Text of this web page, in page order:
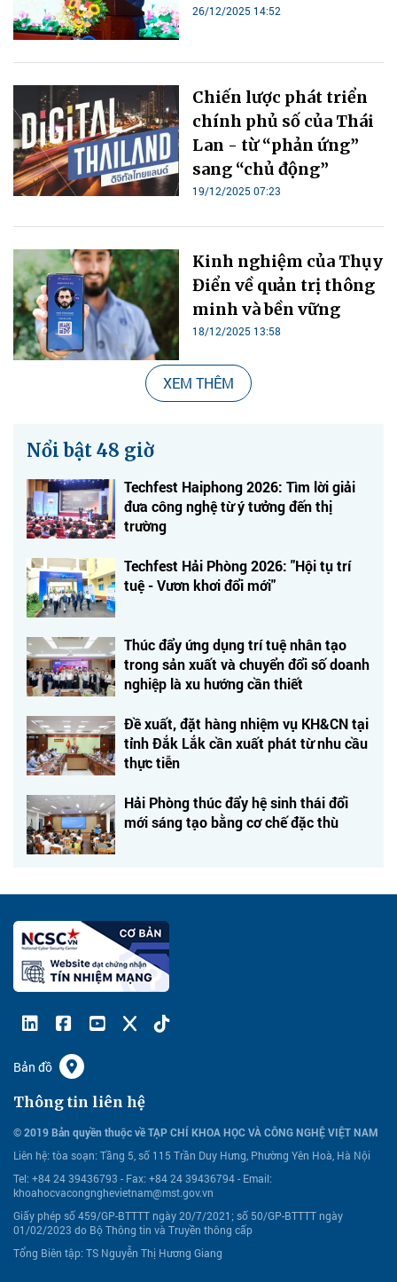
26/12/2025 14:52
Chiến lược phát triển
chính phủ số của Thái
Lan - từ “phản ứng”
sang “chủ động”
19/12/2025 07:23
Kinh nghiệm của Thụy
Điển về quản trị thông
minh và bền vững
18/12/2025 13:58
XEM THÊM
Nổi bật 48 giờ
Techfest Haiphong 2026: Tìm lời giải
đưa công nghệ từ ý tưởng đến thị
trường
Techfest Hải Phòng 2026: "Hội tụ trí
tuệ - Vươn khơi đổi mới"
Thúc đẩy ứng dụng trí tuệ nhân tạo
trong sản xuất và chuyển đổi số doanh
nghiệp là xu hướng cần thiết
Đề xuất, đặt hàng nhiệm vụ KH&CN tại
tỉnh Đắk Lắk cần xuất phát từ nhu cầu
thực tiễn
Hải Phòng thúc đẩy hệ sinh thái đổi
mới sáng tạo bằng cơ chế đặc thù
Bản đồ
Thông tin liên hệ
© 2019 Bản quyền thuộc về TẠP CHÍ KHOA HỌC VÀ CÔNG NGHỆ VIỆT NAM
Liên hệ: tòa soạn: Tầng 5, số 115 Trần Duy Hưng, Phường Yên Hoà, Hà Nội
Tel: +84 24 39436793 - Fax: +84 24 39436794 - Email:
khoahocvacongnghevietnam@mst.gov.vn
Giấy phép số 459/GP-BTTTT ngày 20/7/2021; số 50/GP-BTTTT ngày
01/02/2023 do Bộ Thông tin và Truyền thông cấp
Tổng Biên tập: TS Nguyễn Thị Hương Giang